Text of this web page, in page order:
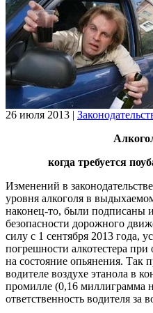
26 июля 2013 |
когда требуется
Изменений в
уровня алкоголя в
наконец-то, были подписаны
безопасности дорожного
силу с 1 сентября 2013 года,
погрешности алкотестера при
на состояние опьянения.
водителе воздухе этанола в
промилле (0,16 миллиграмма
ответственность водителя за